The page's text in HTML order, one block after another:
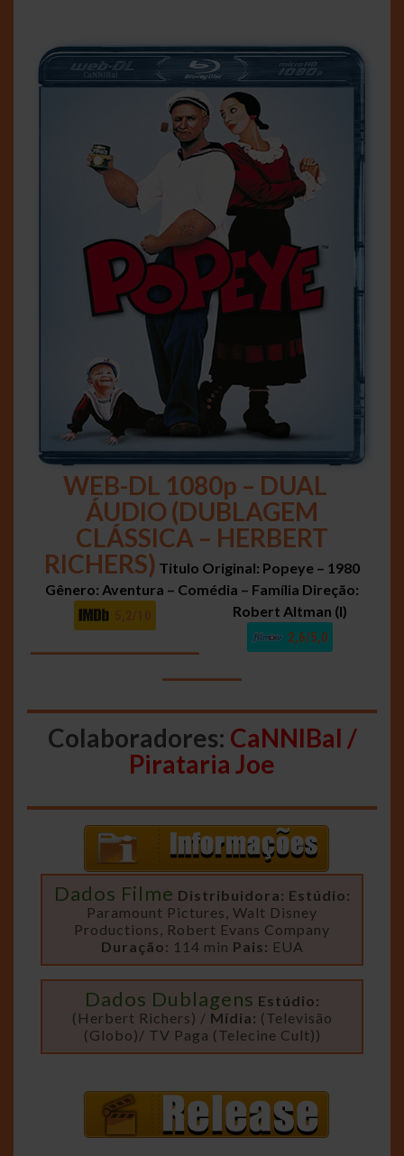
WEB-DL 1080p – DUAL
ÁUDIO (DUBLAGEM
CLÁSSICA – HERBERT
RICHERS) Titulo Original: Popeye – 1980
Gênero: Aventura – Comédia – Família Direção:
Robert Altman (I)
2,6/5,0
Colaboradores: CaNNIBal /
Pirataria Joe
Dados Filme Distribuidora: Estúdio:
Paramount Pictures, Walt Disney
Productions, Robert Evans Company
Duração: 114 min Pais: EUA
Dados Dublagens Estúdio:
(Herbert Richers) / Mídia: (Televisão
(Globo)/ TV Paga (Telecine Cult))